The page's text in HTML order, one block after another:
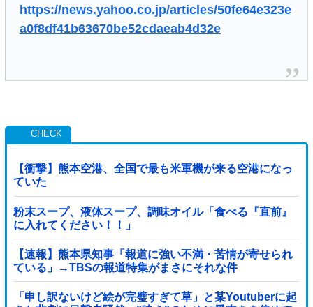
https://news.yahoo.co.jp/articles/50fe64e323e
a0f8df41b63670be52cdaeab4d32e
【衝撃】熊本空港、全国で最も米軍機が来る空港になっ
ていた
粉末スープ、液体スープ、調味オイル「食べる『直前』
に入れてください！！」
【速報】熊本県知事「報道に強い不満・苦情が寄せられ
ている」→TBSの報道特集がまさにそれな件
「申し訳ないけど絵が完璧すぎて草」と某Youtuberに起